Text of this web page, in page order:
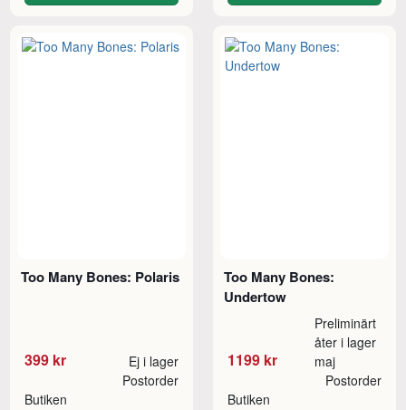
Too Many Bones: Polaris
399 kr Ej i lager
Butiken
Postorder
Too Many Bones:
Undertow
1199 kr
Preliminärt
åter i lager
maj
Butiken
Postorder